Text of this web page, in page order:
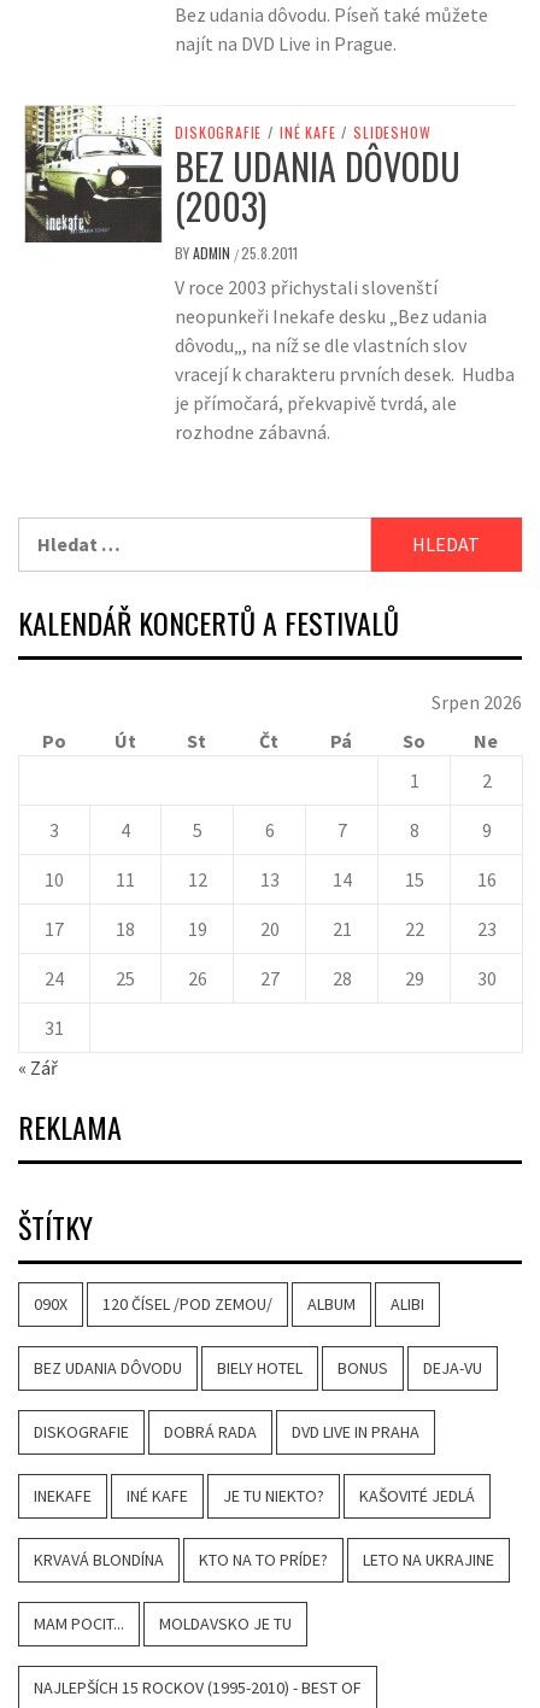
Bez udania dôvodu. Píseň také můžete
najít na DVD Live in Prague.
DISKOGRAFIE / INÉ KAFE / SLIDESHOW
BEZ UDANIA DÔVODU
(2003)
BYADMIN /25.8.2011
V roce 2003 přichystali slovenští
neopunkeři Inekafe desku „Bez udania
dôvodu„, na níž se dle vlastních slov
vracejí k charakteru prvních desek. Hudba
je přímočará, překvapivě tvrdá, ale
rozhodne zábavná.
KALENDÁŘ KONCERTŮ A FESTIVALŮ
Srpen 2026
Po
Út St Čt Pá So
Ne
1
2
3 4 5 6 7 8 9
10 11 12 13 14 15 16
17 18 19 20 21 22 23
24 25 26 27 28 29 30
31
« Zář
REKLAMA
ŠTÍTKY
090X 120 ČÍSEL /POD ZEMOU/ ALBUM ALIBI
BEZ UDANIA DÔVODU BIELY HOTEL BONUS DEJA-VU
DISKOGRAFIE DOBRÁ RADA DVD LIVE IN PRAHA
INEKAFE INÉ KAFE JE TU NIEKTO? KAŠOVITÉ JEDLÁ
KRVAVÁ BLONDÍNA KTO NA TO PRÍDE? LETO NA UKRAJINE
MAM POCIT... MOLDAVSKO JE TU
NAJLEPŠÍCH 15 ROCKOV (1995-2010) - BEST OF